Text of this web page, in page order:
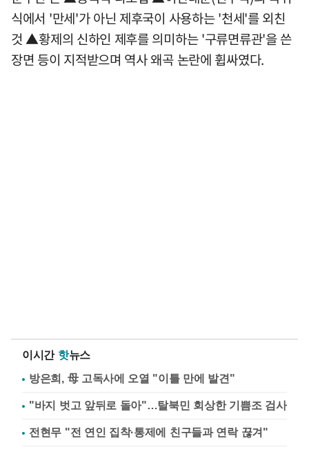
식에서 '만세'가 아닌 제후국이 사용하는 '천세'를 외친
것 ▲황제의 신하인 제후를 의미하는 '구류면류관'을 쓴
장면 등이 지적받으며 역사 왜곡 논란에 휩싸였다.
이시간 핫뉴스
방은희, 母 고독사에 오열 "이틀 만에 발견"
"바지 벗고 앞뒤로 돌아"…탈북민 회상한 기쁨조 검사
전현무 "전 연인 집착·통제에 친구들과 연락 끊겨"